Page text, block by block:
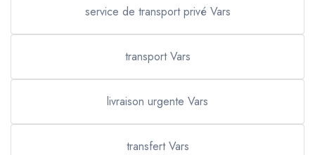
service de transport privé Vars
transport Vars
livraison urgente Vars
transfert Vars